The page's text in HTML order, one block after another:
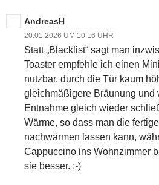
AndreasH
20.01.2026 UM 10:16 UHR
Statt „Blacklist“ sagt man
Toaster empfehle ich einen
nutzbar, durch die Tür kaum
gleichmäßigere Bräunung und
Entnahme gleich wieder
Wärme, so dass man die
nachwärmen lassen kann,
Cappuccino ins Wohnzimmer
sie besser. :-)